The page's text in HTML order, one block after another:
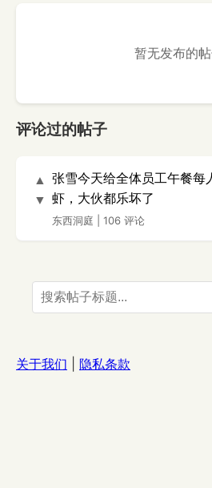
暂无发布的
评论过的帖子
▲
▼
张雪今天给全体员工午餐每
虾，大伙都乐坏了
东西洞庭 106 评论
关于我们 隐私条款